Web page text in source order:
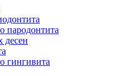
пародонтита
десен
гингивита